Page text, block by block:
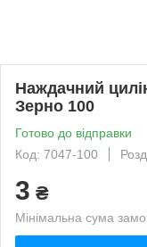
Наждачний
Зерно 100
Готово до відправки
Код: 7047-100
3 ₴
Мінімальна сума